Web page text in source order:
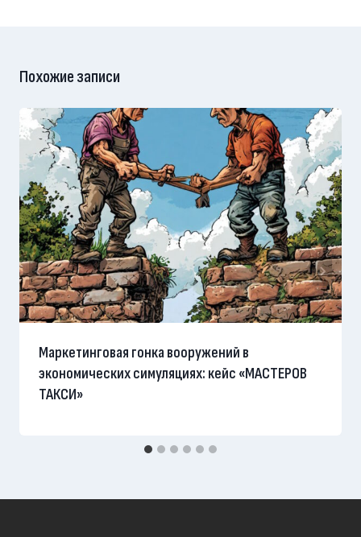
Похожие записи
Маркетинговая гонка вооружений в
экономических симуляциях: кейс «МАСТЕРОВ
ТАКСИ»